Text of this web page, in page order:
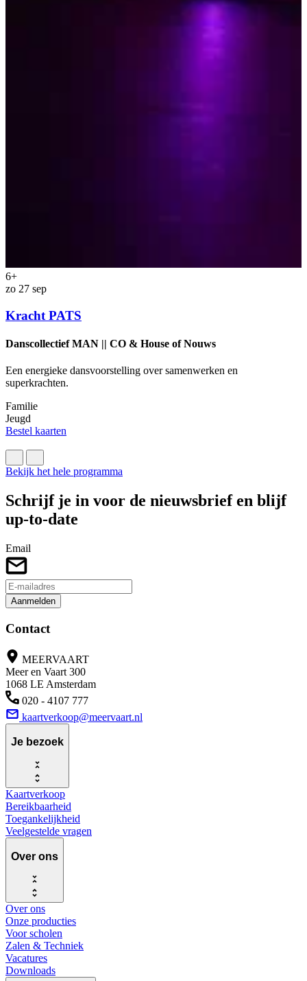
6+
zo 27 sep
Kracht PATS
Danscollectief MAN || CO & House of Nouws
Een energieke dansvoorstelling over samenwerken en
superkrachten.
Familie
Jeugd
Bestel kaarten
Bekijk het hele programma
Schrijf je in voor de nieuwsbrief en blijf
up-to-date
Email
Aanmelden
Contact
MEERVAART
Meer en Vaart 300
1068 LE Amsterdam
020 - 4107 777
kaartverkoop@meervaart.nl
Je bezoek
Kaartverkoop
Bereikbaarheid
Toegankelijkheid
Veelgestelde vragen
Over ons
Over ons
Onze producties
Voor scholen
Zalen & Techniek
Vacatures
Downloads